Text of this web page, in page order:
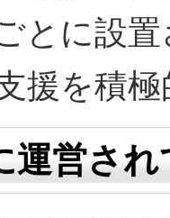
とに設
援を積
運営さ